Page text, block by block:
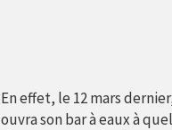
En effet, le 12 mars
ouvra son bar à eaux à